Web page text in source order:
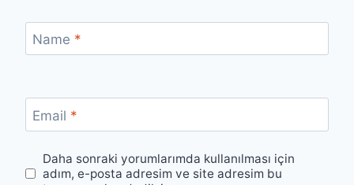
Name *
Email *
Daha sonraki yorumlarımda kullanılması için
adım, e-posta adresim ve site adresim bu